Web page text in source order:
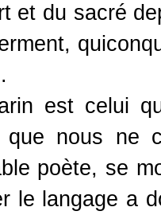
et du sacré
est celui
que nous ne
poète, se
le langage a